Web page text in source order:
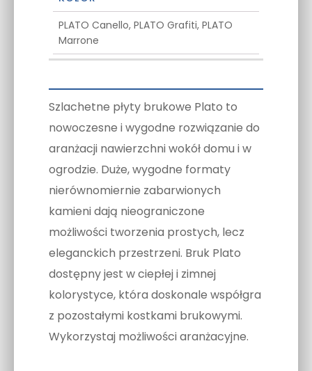
PLATO Canello, PLATO Grafiti, PLATO
Marrone
Szlachetne płyty brukowe Plato to
nowoczesne i wygodne rozwiązanie do
aranżacji nawierzchni wokół domu i w
ogrodzie. Duże, wygodne formaty
nierównomiernie zabarwionych
kamieni dają nieograniczone
możliwości tworzenia prostych, lecz
eleganckich przestrzeni. Bruk Plato
dostępny jest w ciepłej i zimnej
kolorystyce, która doskonale współgra
z pozostałymi kostkami brukowymi.
Wykorzystaj możliwości aranżacyjne.